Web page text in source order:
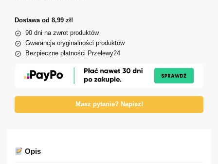
Dostawa od 8,99 zł!
90 dni na zwrot produktów
Gwarancja oryginalności produktów
Bezpieczne płatności Przelewy24
Masz pytanie? Napisz!
Opis